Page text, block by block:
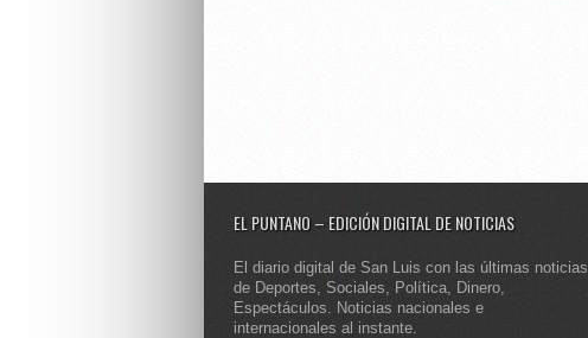
EL PUNTANO – EDICIÓN DIGITAL DE NOTICIAS
El diario digital de San Luis con las últimas noticias
de Deportes, Sociales, Política, Dinero,
Espectáculos. Noticias nacionales e
internacionales al instante.